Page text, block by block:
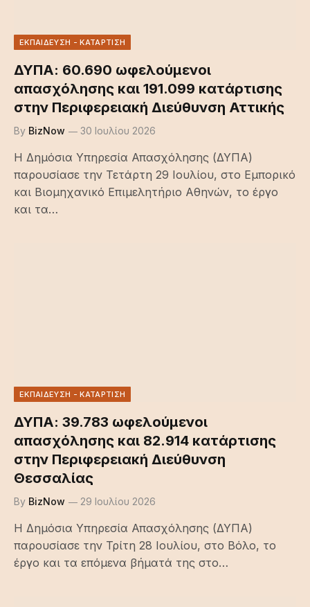
ΕΚΠΑΙΔΕΥΣΗ - ΚΑΤΑΡΤΙΣΗ
ΔΥΠΑ: 60.690 ωφελούμενοι
απασχόλησης και 191.099 κατάρτισης
στην Περιφερειακή Διεύθυνση Αττικής
By BizNow 30 Ιουλίου 2026
Η Δημόσια Υπηρεσία Απασχόλησης (ΔΥΠΑ)
παρουσίασε την Τετάρτη 29 Ιουλίου, στο Εμπορικό
και Βιομηχανικό Επιμελητήριο Αθηνών, το έργο
και τα…
ΕΚΠΑΙΔΕΥΣΗ - ΚΑΤΑΡΤΙΣΗ
ΔΥΠΑ: 39.783 ωφελούμενοι
απασχόλησης και 82.914 κατάρτισης
στην Περιφερειακή Διεύθυνση
Θεσσαλίας
By BizNow 29 Ιουλίου 2026
Η Δημόσια Υπηρεσία Απασχόλησης (ΔΥΠΑ)
παρουσίασε την Τρίτη 28 Ιουλίου, στο Βόλο, το
έργο και τα επόμενα βήματά της στο…